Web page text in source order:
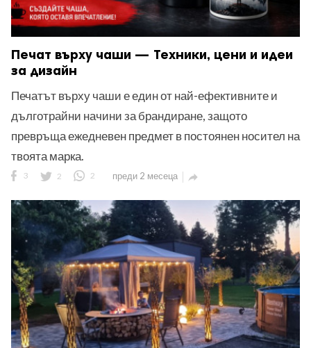
Печат върху чаши — Техники, цени и идеи
за дизайн
Печатът върху чаши е един от най-ефективните и
дълготрайни начини за брандиране, защото
превръща ежедневен предмет в постоянен носител на
твоята марка.
3 2 2 преди 2 месеца 